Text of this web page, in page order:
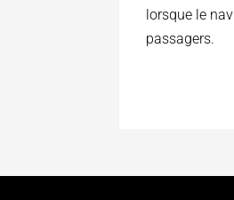
lorsque le
passagers.